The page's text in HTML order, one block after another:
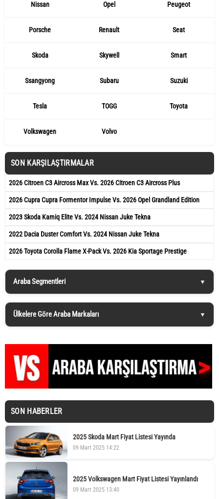
Nissan Opel Peugeot
Porsche Renault Seat
Skoda Skywell Smart
Ssangyong Subaru Suzuki
Tesla TOGG Toyota
Volkswagen Volvo
SON KARŞILAŞTIRMALAR
2026 Citroen C3 Aircross Max Vs. 2026 Citroen C3 Aircross Plus
2026 Cupra Cupra Formentor Impulse Vs. 2026 Opel Grandland Edition
2023 Skoda Kamiq Elite Vs. 2024 Nissan Juke Tekna
2022 Dacia Duster Comfort Vs. 2024 Nissan Juke Tekna
2026 Toyota Corolla Flame X-Pack Vs. 2026 Kia Sportage Prestige
Araba Segmentleri
Ülkelere Göre Araba Markaları
SON HABERLER
2025 Skoda Mart Fiyat Listesi Yayında
09 Mart 2025 14:22
2025 Volkswagen Mart Fiyat Listesi Yayınlandı
09 Mart 2025 13:40